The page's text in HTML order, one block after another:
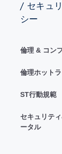
/ セキュ
シー
倫理 & コン
倫理ホット
ST行動規範
セキュリテ
ータル